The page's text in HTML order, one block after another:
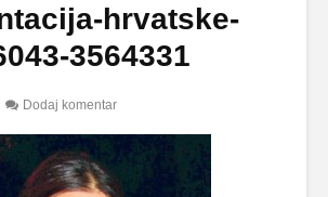
hrvatske-
3564331
Dodaj komentar